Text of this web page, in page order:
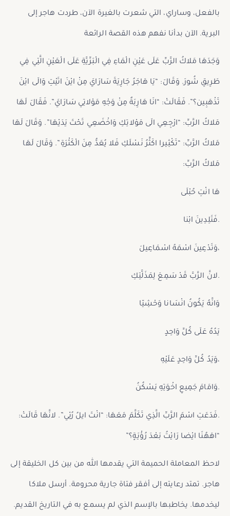
بالفعل، وساراي، التي شعرت بالغيرة الآن، طردت هاجر إلى
البرية. الآن بدأنا نفهم هذه القصة الرائعة
وَجَدَهَا مَلاكُ الرَّبِّ عَلَى عَيْنِ الْمَاءِ فِي الْبَرِّيَّةِ عَلَى الْعَيْنِ الَّتِي فِي
طَرِيقِ شُورَ. وَقَالَ: “يَا هَاجَرُ جَارِيَةَ سَارَايَ مِنْ ايْنَ اتَيْتِ وَالَى ايْنَ
تَذْهَبِين؟”. فَقَالَتْ: “انَا هَارِبَةٌ مِنْ وَجْهِ مَوْلاتِي سَارَايَ”. فَقَالَ لَهَا
مَلاكُ الرَّبِّ: “ارْجِعِي الَى مَوْلاتِكِ وَاخْضَعِي تَحْتَ يَدَيْهَا”. وَقَالَ لَهَا
مَلاكُ الرَّبِّ: “تَكْثِيرا اكَثِّرُ نَسْلَكِ فَلا يُعَدُّ مِنَ الْكَثْرَةِ”. وَقَالَ لَهَا
مَلاكُ الرَّبِّ:
هَا انْتِ حُبْلَى
.فَتَلِدِينَ ابْنا
،وَتَدْعِينَ اسْمَهُ اسْمَاعِيلَ
.لانَّ الرَّبَّ قَدْ سَمِعَ لِمَذَلَّتِكِ
وَانَّهُ يَكُونُ انْسَانا وَحْشِيّا
يَدُهُ عَلَى كُلِّ وَاحِدٍ
،وَيَدُ كُلِّ وَاحِدٍ عَلَيْهِ
.وَامَامَ جَمِيعِ اخْوَتِهِ يَسْكُنُ
.فَدَعَتِ اسْمَ الرَّبِّ الَّذِي تَكَلَّمَ مَعَهَا: “انْتَ ايلُ رُئِي”. لانَّهَا قَالَتْ:
“اهَهُنَا ايْضا رَايْتُ بَعْدَ رُؤْيَةٍ؟”
لاحظ المعاملة الحميمة التي يقدمها الله من بين كل الخليقة إلى
هاجر. تمتد رعايته إلى أفقر فتاة جارية محرومة. أرسل ملاكا
ليخدمها. يخاطبها بالإسم الذي لم يسمع به في التاريخ القديم.